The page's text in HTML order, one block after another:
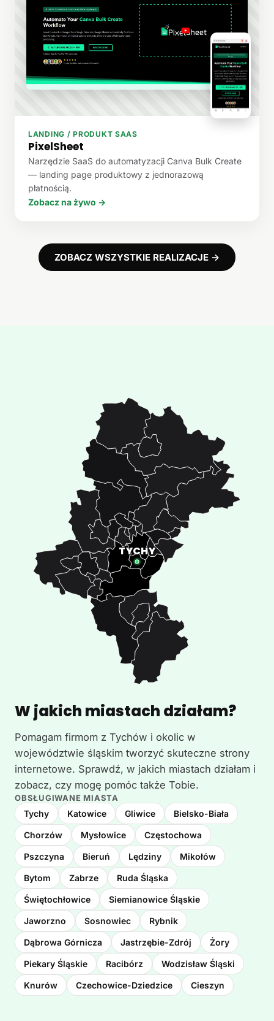
LANDING / PRODUKT SAAS
PixelSheet
Narzędzie SaaS do automatyzacji Canva Bulk Create
— landing page produktowy z jednorazową
płatnością.
Zobacz na żywo →
ZOBACZ WSZYSTKIE REALIZACJE →
W jakich miastach działam?
Pomagam firmom z Tychów i okolic w
województwie śląskim tworzyć skuteczne strony
internetowe. Sprawdź, w jakich miastach działam i
zobacz, czy mogę pomóc także Tobie.
OBSŁUGIWANE MIASTA
Tychy Katowice Gliwice Bielsko-Biała
Chorzów Mysłowice Częstochowa
Pszczyna Bieruń Lędziny Mikołów
Bytom Zabrze Ruda Śląska
Świętochłowice Siemianowice Śląskie
Jaworzno Sosnowiec Rybnik
Dąbrowa Górnicza Jastrzębie-Zdrój Żory
Piekary Śląskie Racibórz Wodzisław Śląski
Knurów Czechowice-Dziedzice Cieszyn